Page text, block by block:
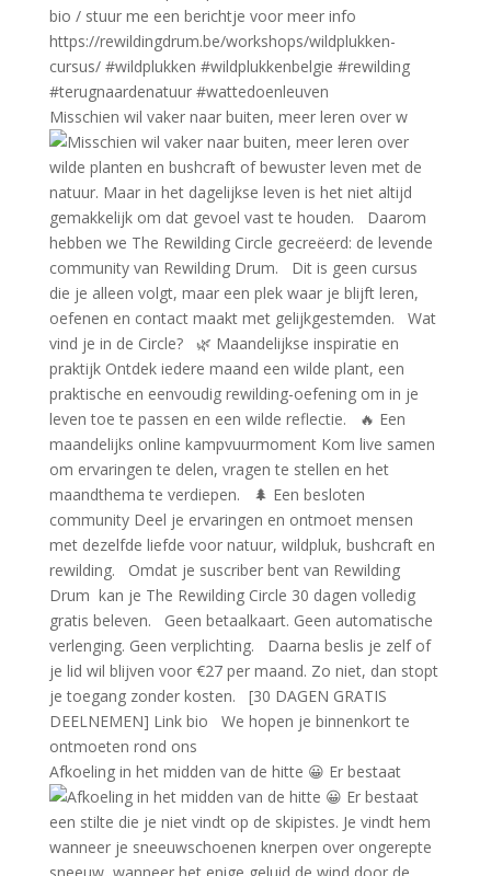
Misschien wil vaker naar buiten, meer leren over w
Afkoeling in het midden van de hitte 😀 Er bestaat